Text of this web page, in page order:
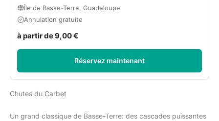
Île de Basse-Terre, Guadeloupe
Annulation gratuite
à partir de 9,00 €
Réservez maintenant
Chutes du Carbet
Un grand classique de Basse-Terre: des cascades puissantes